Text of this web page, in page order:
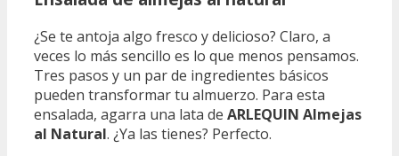
¿Se te antoja algo fresco y delicioso? Claro, a
veces lo más sencillo es lo que menos pensamos.
Tres pasos y un par de ingredientes básicos
pueden transformar tu almuerzo. Para esta
ensalada, agarra una lata de ARLEQUIN Almejas
al Natural. ¿Ya las tienes? Perfecto.